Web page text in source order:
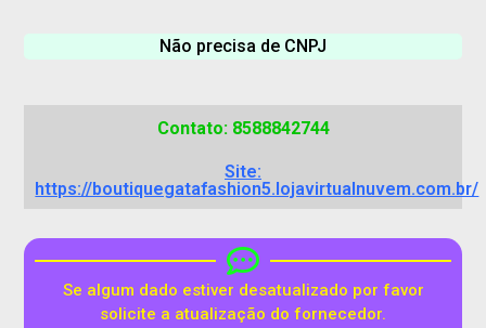
Não precisa de CNPJ
Contato: 8588842744
Site:
https://boutiquegatafashion5.lojavirtualnuvem.com.br/
Se algum dado estiver desatualizado por favor
solicite a atualização do fornecedor.